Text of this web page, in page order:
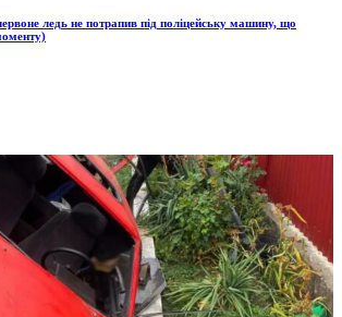
ледь не потрапив під поліцейську машину, що